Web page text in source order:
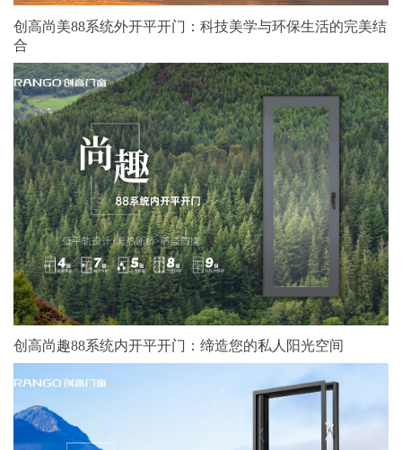
创高尚美88系统外开平开门：科技美学与环保生活的完美结
合
创高尚趣88系统内开平开门：缔造您的私人阳光空间